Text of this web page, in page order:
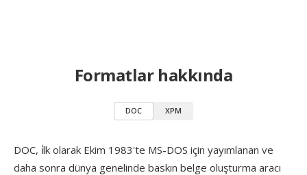
Formatlar hakkında
DOC XPM
DOC, i̇lk olarak Ekim 1983'te MS-DOS için yayımlanan ve
daha sonra dünya genelinde baskın belge oluşturma aracı